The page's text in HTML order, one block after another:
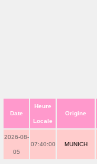
Date
Heure
Locale
Origine
2026-08-
05
07:40:00 MUNICH